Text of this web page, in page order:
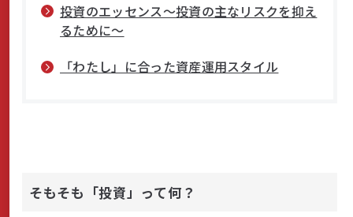
よくあるご質問はこちら
0120-03-4649
投資のエッセンス～投資の主なリスクを抑え
るために～
「わたし」に合った資産運用スタイル
そもそも「投資」って何？